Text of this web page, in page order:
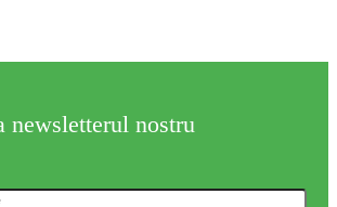
newsletterul nostru